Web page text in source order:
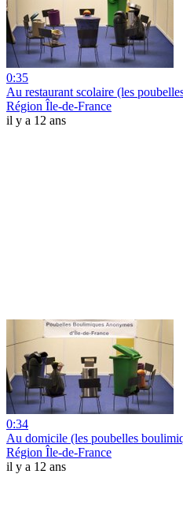
0:35
Au restaurant scolaire (les
Région Île-de-France
il y a 12 ans
0:34
Au domicile (les poubelles
Région Île-de-France
il y a 12 ans